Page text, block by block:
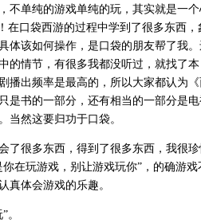
单纯的游戏单纯的玩，其实就是一个
在口袋西游的过程中学到了很多东西
体该如何操作，是口袋的朋友帮了我
的情节，有很多我都没听过，就找了
播出频率是最高的，所以大家都认为
是书的一部分，还有相当的一部分是
当然这要归功于口袋。
很多东西，得到了很多东西，我很珍
在玩游戏，别让游戏玩你”，的确游
真体会游戏的乐趣。